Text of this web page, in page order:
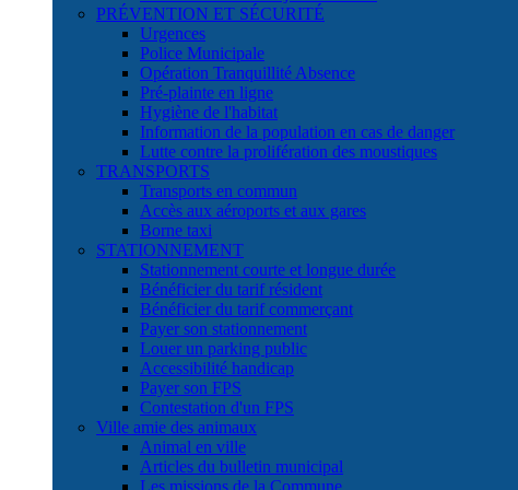
PRÉVENTION ET SÉCURITÉ
Urgences
Police Municipale
Opération Tranquillité Absence
Pré-plainte en ligne
Hygiène de l'habitat
Information de la population en cas de danger
Lutte contre la prolifération des moustiques
TRANSPORTS
Transports en commun
Accès aux aéroports et aux gares
Borne taxi
STATIONNEMENT
Stationnement courte et longue durée
Bénéficier du tarif résident
Bénéficier du tarif commerçant
Payer son stationnement
Louer un parking public
Accessibilité handicap
Payer son FPS
Contestation d'un FPS
Ville amie des animaux
Animal en ville
Articles du bulletin municipal
Les missions de la Commune